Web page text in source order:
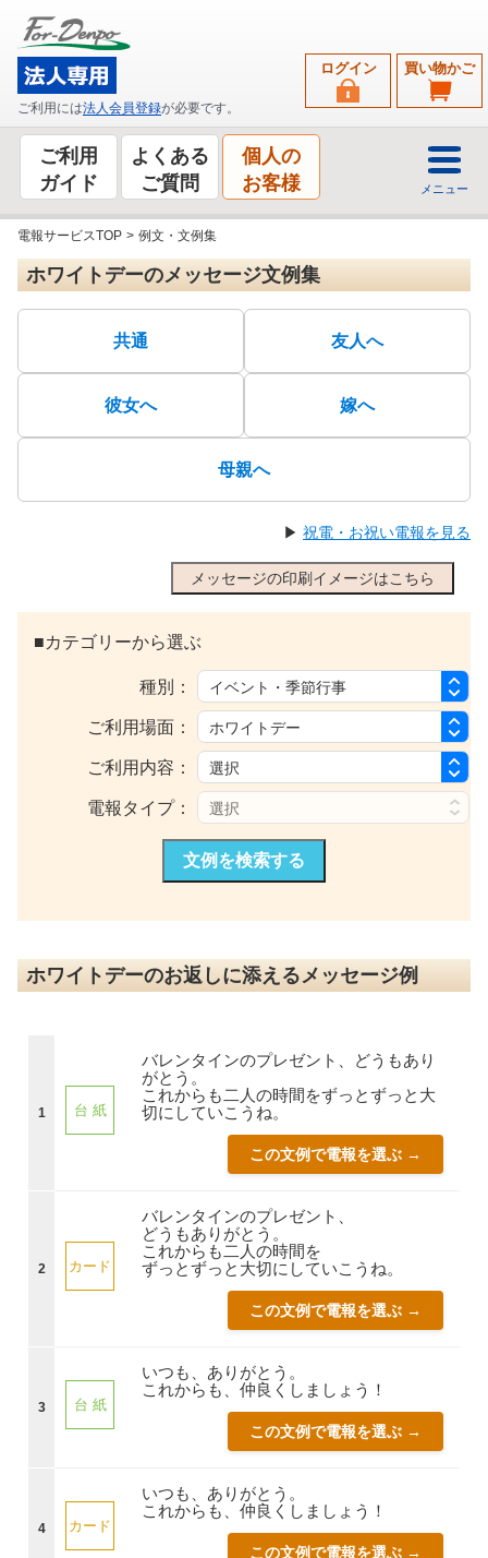
ご利用には法人会員登録が必要です。
買い物かご
ログイン
ご利用
ガイド
よくある
ご質問
個人の
お客様
メニュー
電報サービスTOP > 例文・文例集
ホワイトデーのメッセージ文例集
共通 友人へ
彼女へ 嫁へ
母親へ
▶ 祝電・お祝い電報を見る
メッセージの印刷イメージはこちら
■カテゴリーから選ぶ
種別：
ご利用場面：
ご利用内容：
電報タイプ：
文例を検索する
ホワイトデーのお返しに添えるメッセージ例
1 台 紙
バレンタインのプレゼント、どうもあり
がとう。
これからも二人の時間をずっとずっと大
切にしていこうね。
この文例で電報を選ぶ →
2 カード
バレンタインのプレゼント、
どうもありがとう。
これからも二人の時間を
ずっとずっと大切にしていこうね。
この文例で電報を選ぶ →
3 台 紙
いつも、ありがとう。
これからも、仲良くしましょう！
この文例で電報を選ぶ →
4 カード
いつも、ありがとう。
これからも、仲良くしましょう！
この文例で電報を選ぶ →